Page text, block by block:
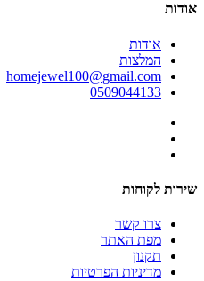
אודות
אודות
המלצות
homejewel100@gmail.com
0509044133
שירות לקוחות
צרו קשר
מפת האתר
תקנון
מדיניות הפרטיות